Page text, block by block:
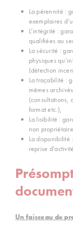
La pérennité :
exemplaires
L’intégrité :
qualifiées au
La sécurité :
physiques
(détection
La traçabilité :
mêmes
(consultations,
format etc.),
La lisibilité :
non
La disponibilité
reprise
Un faisceau de